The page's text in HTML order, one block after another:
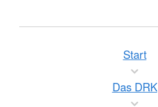
Start
Das DRK